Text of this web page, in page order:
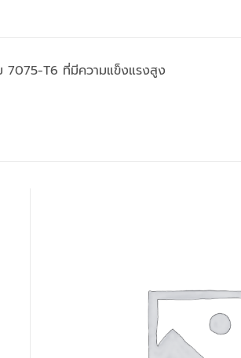
7075-T6 ที่มีความแข็งแรงสูง